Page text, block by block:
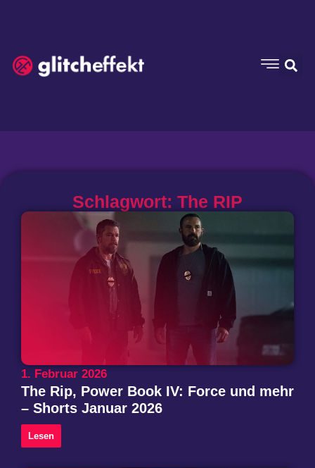
Schlagwort: The RIP
1. Februar 2026
The Rip, Power Book IV: Force und mehr
– Shorts Januar 2026
Lesen